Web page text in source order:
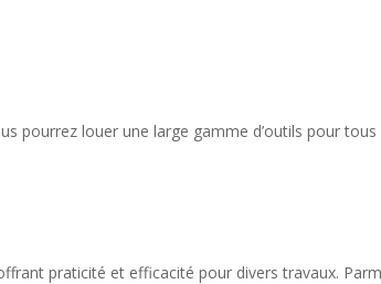
pourrez louer une large gamme d’outils pour
praticité et efficacité pour divers travaux.